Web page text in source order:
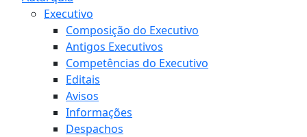
Executivo
Composição do Executivo
Antigos Executivos
Competências do Executivo
Editais
Avisos
Informações
Despachos